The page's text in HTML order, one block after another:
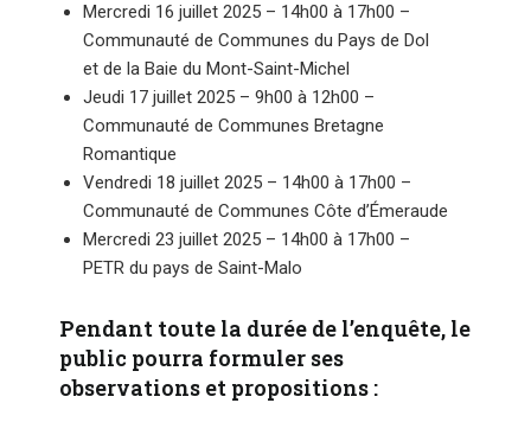
Mercredi 16 juillet 2025 – 14h00 à 17h00 –
Communauté de Communes du Pays de Dol
et de la Baie du Mont-Saint-Michel
Jeudi 17 juillet 2025 – 9h00 à 12h00 –
Communauté de Communes Bretagne
Romantique
Vendredi 18 juillet 2025 – 14h00 à 17h00 –
Communauté de Communes Côte d’Émeraude
Mercredi 23 juillet 2025 – 14h00 à 17h00 –
PETR du pays de Saint-Malo
Pendant toute la durée de l’enquête, le
public pourra formuler ses
observations et propositions :